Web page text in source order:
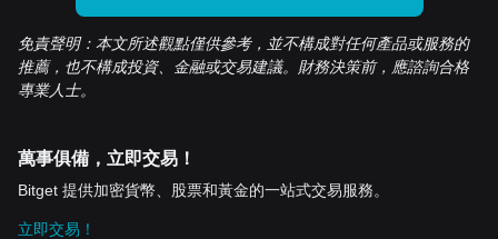
免責聲明：本文所述觀點僅供參考，並不構成對任何產品或服務的
推薦，也不構成投資、金融或交易建議。財務決策前，應諮詢合格
專業人士。
萬事俱備，立即交易！
Bitget 提供加密貨幣、股票和黃金的一站式交易服務。
立即交易！